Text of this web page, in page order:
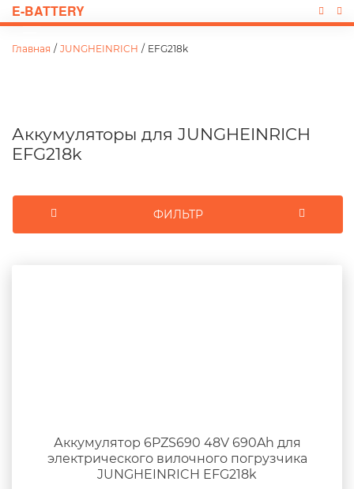
E-BATTERY
Главная / JUNGHEINRICH / EFG218k
Аккумуляторы для JUNGHEINRICH
EFG218k
Аккумулятор 6PZS690 48V 690Ah для
электрического вилочного погрузчика
JUNGHEINRICH EFG218k
ФИЛЬТР